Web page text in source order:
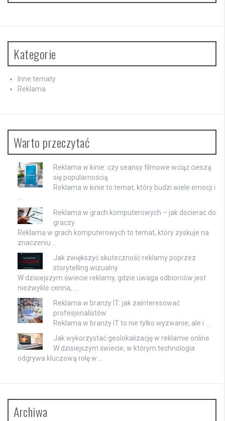
Kategorie
Inne tematy
Reklama
Warto przeczytać
Reklama w kinie: czy seansy filmowe wciąż cieszą
się popularnością
Reklama w kinie to temat, który budzi wiele emocji i
Reklama w grach komputerowych – jak docierać do
graczy
Reklama w grach komputerowych to temat, który zyskuje na
znaczeniu …
Jak zwiększyć skuteczność reklamy poprzez
storytelling wizualny
W dzisiejszym świecie reklamy, gdzie uwaga odbiorców jest
niezwykle cenna, …
Reklama w branży IT: jak zainteresować
profesjonalistów
Reklama w branży IT to nie tylko wyzwanie, ale i …
Jak wykorzystać geolokalizację w reklamie online
W dzisiejszym świecie, w którym technologia
odgrywa kluczową rolę w …
Archiwa